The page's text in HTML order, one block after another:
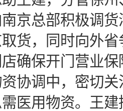
京总部积极调
货，同时向外
确保开门营业
资协调中，密切
医用物资。王